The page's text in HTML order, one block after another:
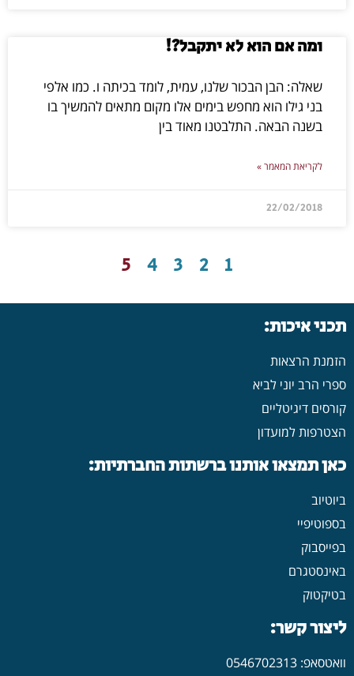
ומה אם הוא לא יתקבל?!
שאלה: הבן הבכור שלנו, עמית, לומד בכיתה ו. כמו אלפי
בני גילו הוא מחפש בימים אלו מקום מתאים להמשיך בו
בשנה הבאה. התלבטנו מאוד בין
לקריאת המאמר »
22/02/2018
1
2
3
4
5
תכני איכות:
הזמנת הרצאות
ספרי הרב יוני לביא
קורסים דיגיטליים
הצטרפות למועדון
כאן תמצאו אותנו ברשתות החברתיות:
ביוטיוב
בספוטיפיי
בפייסבוק
באינסטגרם
בטיקטוק
ליצור קשר:
וואטסאפ: 0546702313